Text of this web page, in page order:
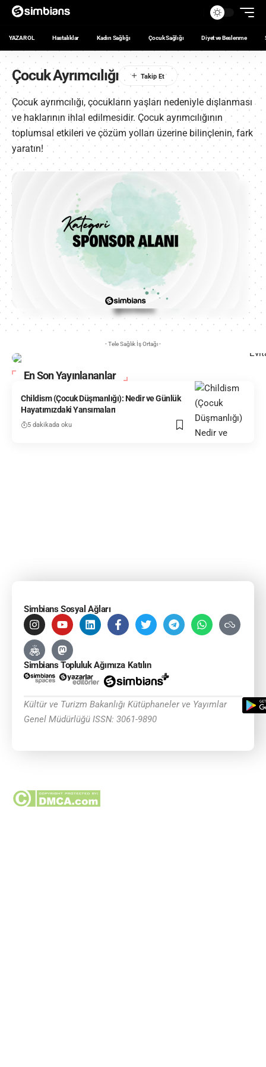
YAZAR OL Hastalıklar Kadın Sağlığı Çocuk Sağlığı Diyet ve Beslenme
Çocuk Ayrımcılığı
Çocuk ayrımcılığı, çocukların yaşları nedeniyle dışlanması
ve haklarının ihlal edilmesidir. Çocuk ayrımcılığının
toplumsal etkileri ve çözüm yolları üzerine bilinçlenin, fark
yaratın!
- Tele Sağlık İş Ortağı -
En Son Yayınlananlar
Childism (Çocuk Düşmanlığı): Nedir ve Günlük
Hayatımızdaki Yansımaları
5 dakikada oku
Simbians Sosyal Ağları
Simbians Topluluk Ağımıza Katılın
Kültür ve Turizm Bakanlığı Kütüphaneler ve Yayımlar
Genel Müdürlüğü ISSN: 3061-9890